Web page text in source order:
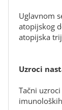
Uglavnom
atopijskog
atopijska
Uzroci
Tačni